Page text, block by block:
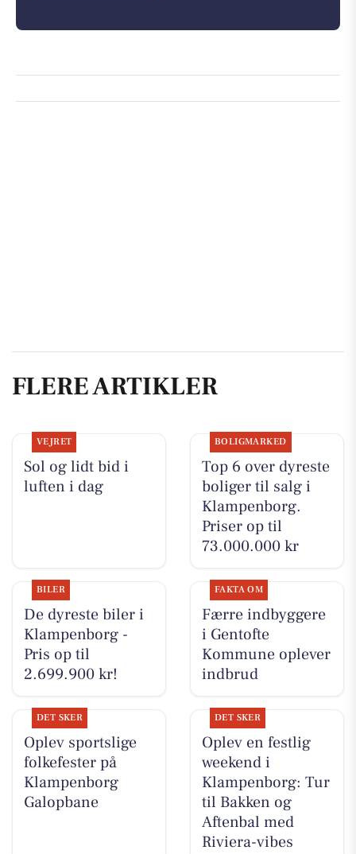
FLERE ARTIKLER
VEJRET
Sol og lidt bid i
luften i dag
BOLIGMARKED
Top 6 over dyreste
boliger til salg i
Klampenborg.
Priser op til
73.000.000 kr
BILER
De dyreste biler i
Klampenborg -
Pris op til
2.699.900 kr!
FAKTA OM
Færre indbyggere
i Gentofte
Kommune oplever
indbrud
DET SKER
Oplev sportslige
folkefester på
Klampenborg
Galopbane
DET SKER
Oplev en festlig
weekend i
Klampenborg: Tur
til Bakken og
Aftenbal med
Riviera-vibes